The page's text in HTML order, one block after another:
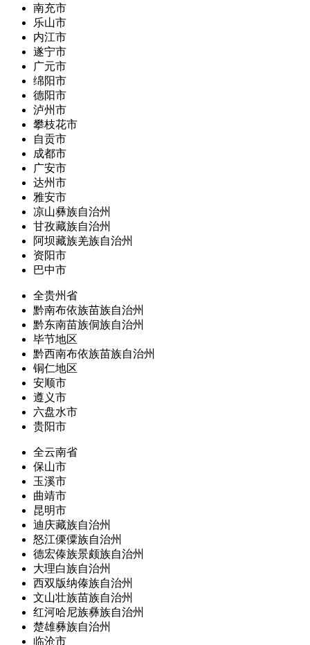
南充市
乐山市
内江市
遂宁市
广元市
绵阳市
德阳市
泸州市
攀枝花市
自贡市
成都市
广安市
达州市
雅安市
凉山彝族自治州
甘孜藏族自治州
阿坝藏族羌族自治州
资阳市
巴中市
全贵州省
黔南布依族苗族自治州
黔东南苗族侗族自治州
毕节地区
黔西南布依族苗族自治州
铜仁地区
安顺市
遵义市
六盘水市
贵阳市
全云南省
保山市
玉溪市
曲靖市
昆明市
迪庆藏族自治州
怒江傈僳族自治州
德宏傣族景颇族自治州
大理白族自治州
西双版纳傣族自治州
文山壮族苗族自治州
红河哈尼族彝族自治州
楚雄彝族自治州
临沧市